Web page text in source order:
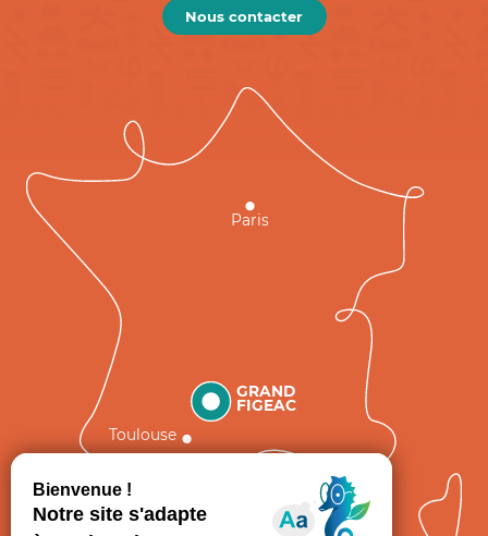
Nous contacter
GRAND
FIGEAC
Toulouse
Paris